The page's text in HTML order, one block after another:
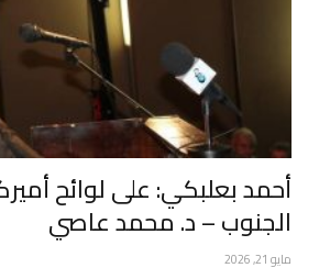
أحمد بعلبكي: على لوائح
الجنوب – د. محمد عاصي
مايو 21, 2026